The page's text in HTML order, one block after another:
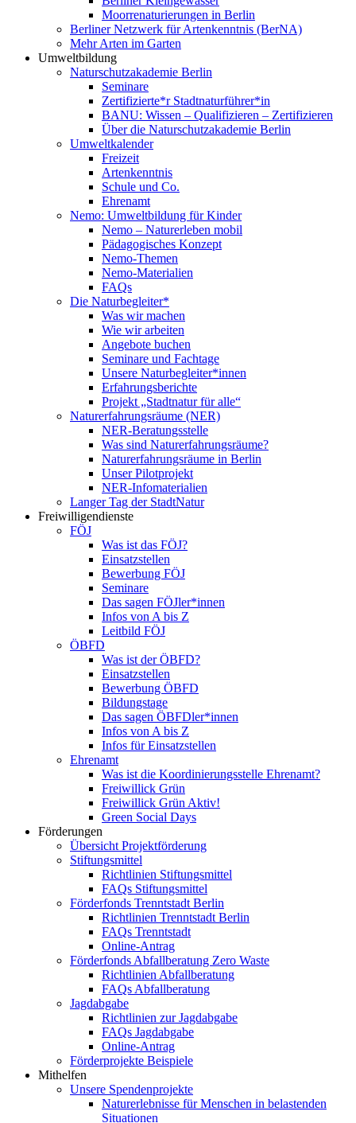
Moorrenaturierungen in Berlin
Berliner Netzwerk für Artenkenntnis (BerNA)
Mehr Arten im Garten
Umweltbildung
Naturschutzakademie Berlin
Seminare
Zertifizierte*r Stadtnaturführer*in
BANU: Wissen – Qualifizieren – Zertifizieren
Über die Naturschutzakademie Berlin
Umweltkalender
Freizeit
Artenkenntnis
Schule und Co.
Ehrenamt
Nemo: Umweltbildung für Kinder
Nemo – Naturerleben mobil
Pädagogisches Konzept
Nemo-Themen
Nemo-Materialien
FAQs
Die Naturbegleiter*
Was wir machen
Wie wir arbeiten
Angebote buchen
Seminare und Fachtage
Unsere Naturbegleiter*innen
Erfahrungsberichte
Projekt „Stadtnatur für alle“
Naturerfahrungsräume (NER)
NER-Beratungsstelle
Was sind Naturerfahrungsräume?
Naturerfahrungsräume in Berlin
Unser Pilotprojekt
NER-Infomaterialien
Langer Tag der StadtNatur
Freiwilligendienste
FÖJ
Was ist das FÖJ?
Einsatzstellen
Bewerbung FÖJ
Seminare
Das sagen FÖJler*innen
Infos von A bis Z
Leitbild FÖJ
ÖBFD
Was ist der ÖBFD?
Einsatzstellen
Bewerbung ÖBFD
Bildungstage
Das sagen ÖBFDler*innen
Infos von A bis Z
Infos für Einsatzstellen
Ehrenamt
Was ist die Koordinierungsstelle Ehrenamt?
Freiwillick Grün
Freiwillick Grün Aktiv!
Green Social Days
Förderungen
Übersicht Projektförderung
Stiftungsmittel
Richtlinien Stiftungsmittel
FAQs Stiftungsmittel
Förderfonds Trenntstadt Berlin
Richtlinien Trenntstadt Berlin
FAQs Trenntstadt
Online-Antrag
Förderfonds Abfallberatung Zero Waste
Richtlinien Abfallberatung
FAQs Abfallberatung
Jagdabgabe
Richtlinien zur Jagdabgabe
FAQs Jagdabgabe
Online-Antrag
Förderprojekte Beispiele
Mithelfen
Unsere Spendenprojekte
Naturerlebnisse für Menschen in belastenden
Situationen